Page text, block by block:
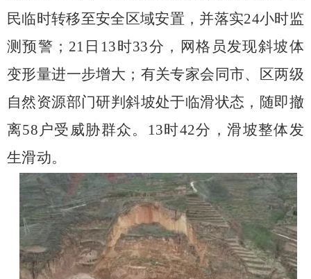
民临时转移至安全区域安置，并落实24小时监
测预警； 21 日 13时33分，网格员发现斜坡体
变形量进一步增大；有关专家会同市、区两级
自然资源部门研判斜坡处于临滑状态，随即撤
离58 户受威胁群众。 13时42分，滑坡整体发
生滑动。